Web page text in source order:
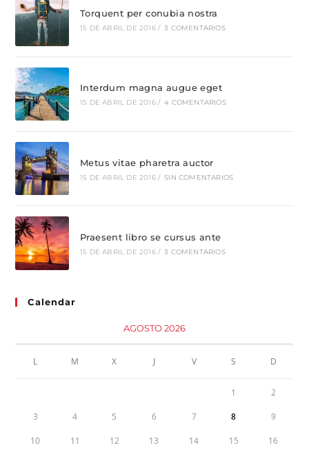
Torquent per conubia nostra
15 DE ABRIL DE 2016 / 3 COMENTARIOS
Interdum magna augue eget
15 DE ABRIL DE 2016 / 4 COMENTARIOS
Metus vitae pharetra auctor
15 DE ABRIL DE 2016 / SIN COMENTARIOS
Praesent libro se cursus ante
15 DE ABRIL DE 2016 / 3 COMENTARIOS
Calendar
AGOSTO 2026
L M X J V S D
1 2
3 4 5 6 7 8 9
10 11 12 13 14 15 16